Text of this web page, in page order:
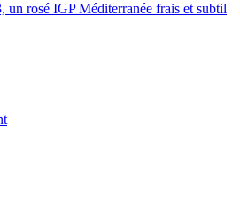
un rosé IGP Méditerranée frais et subtil